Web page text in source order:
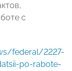
с
federal/2227-
po-rabote-